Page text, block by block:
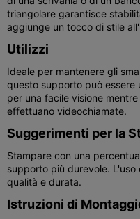
triangolare garantisce
aggiunge un tocco di stile
Utilizzi
Ideale per mantenere gli
questo supporto può
per una facile visione
effettuano videochiamate.
Suggerimenti per la
Stampare con una
supporto più durevole. L'uso
qualità e durata.
Istruzioni di